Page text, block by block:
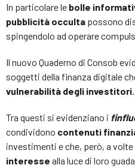
In particolare le bolle
pubblicità occulta possono
spingendolo ad operare
Il nuovo Quaderno di Consob
soggetti della finanza digitale
vulnerabilità degli investitori.
Tra questi si evidenziano i
condividono contenuti
investimenti e che, però, a
interesse alla luce di loro